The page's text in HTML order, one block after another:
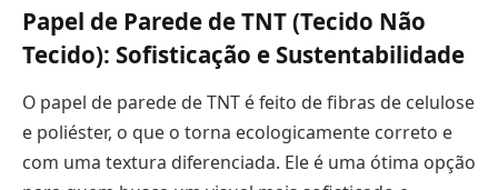
Papel de Parede de TNT (Tecido Não
Tecido): Sofisticação e Sustentabilidade
O papel de parede de TNT é feito de fibras de celulose
e poliéster, o que o torna ecologicamente correto e
com uma textura diferenciada. Ele é uma ótima opção